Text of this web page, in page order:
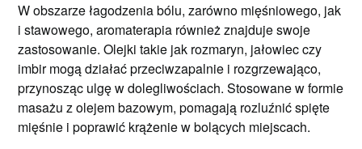
W obszarze łagodzenia bólu, zarówno mięśniowego, jak
i stawowego, aromaterapia również znajduje swoje
zastosowanie. Olejki takie jak rozmaryn, jałowiec czy
imbir mogą działać przeciwzapalnie i rozgrzewająco,
przynosząc ulgę w dolegliwościach. Stosowane w formie
masażu z olejem bazowym, pomagają rozluźnić spięte
mięśnie i poprawić krążenie w bolących miejscach.